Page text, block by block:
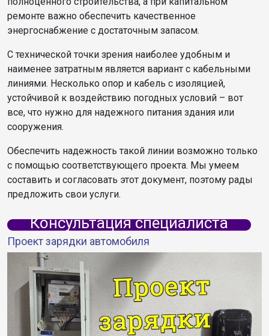
ремонте важно обеспечить качественное
энергоснабжение с достаточным запасом.
С технической точки зрения наиболее удобным и
наименее затратным является вариант с кабельными
линиями. Несколько опор и кабель с изоляцией,
устойчивой к воздействию погодных условий – вот
все, что нужно для надежного питания здания или
сооружения.
Обеспечить надежность такой линии возможно только
с помощью соответствующего проекта. Мы умеем
составить и согласовать этот документ, поэтому рады
предложить свои услуги.
Консультация специалиста
Проект зарядки автомобиля